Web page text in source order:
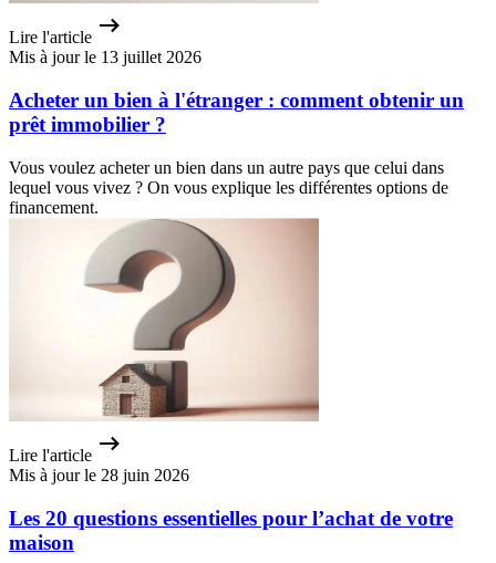
Lire l'article
Mis à jour le 13 juillet 2026
Acheter un bien à l'étranger : comment obtenir un
prêt immobilier ?
Vous voulez acheter un bien dans un autre pays que celui dans
lequel vous vivez ? On vous explique les différentes options de
financement.
Lire l'article
Mis à jour le 28 juin 2026
Les 20 questions essentielles pour l’achat de votre
maison